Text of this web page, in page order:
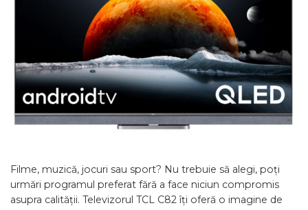
Filme, muzică, jocuri sau sport? Nu trebuie să alegi, poți
urmări programul preferat fără a face niciun compromis
asupra calității. Televizorul TCL C82 îți oferă o imagine de